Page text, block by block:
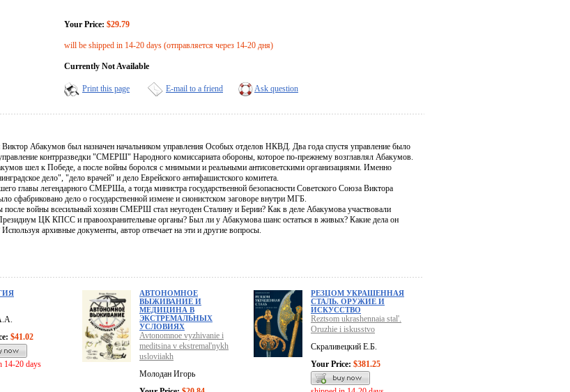
Your Price: $29.79
will be shipped in 14-20 days (отправляется через 14-20 дня)
Currently Not Available
Print this page E-mail to a friend Ask question
Абакумов был назначен начальником управления Особых отделов НКВД. Два года спустя управление было
контрразведки "СМЕРШ" Народного комиссариата обороны, которое по-прежнему возглавлял Абакумов.
шел к Победе, а после войны боролся с мнимыми и реальными антисоветскими организациями. Именно
дело", "дело врачей" и дело Еврейского антифашистского комитета.
главы легендарного СМЕРШа, а тогда министра государственной безопасности Советского Союза Виктора
сфабриковано дело о государственной измене и сионистском заговоре внутри МГБ.
после войны всесильный хозяин СМЕРШ стал неугоден Сталину и Берии? Как в деле Абакумова участвовали
ЦК КПСС и правоохранительные органы? Был ли у Абакумова шанс остаться в живых? Какие дела он
архивные документы, автор отвечает на эти и другие вопросы.
$41.02
14-20 days
АВТОНОМНОЕ
ВЫЖИВАНИЕ И
МЕДИЦИНА В
ЭКСТРЕМАЛЬНЫХ
УСЛОВИЯХ
Avtonomnoe vyzhivanie i
meditsina v ekstremal'nykh
usloviiakh
Молодан Игорь
РЕЗЦОМ УКРАШЕННАЯ
СТАЛЬ. ОРУЖИЕ И
ИСКУССТВО
Reztsom ukrashennaia stal'.
Oruzhie i iskusstvo
Скраливецкий Е.Б.
Your Price: $381.25